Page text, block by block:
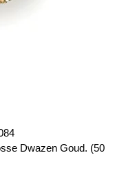
Dwazen Goud. (50